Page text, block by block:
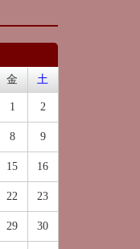
金 土
1 2
8 9
15 16
22 23
29 30